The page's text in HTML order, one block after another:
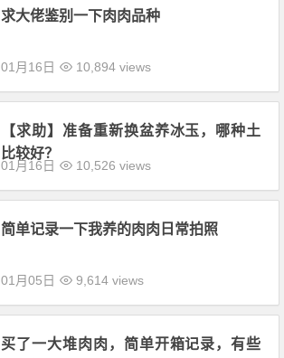
求大佬鉴别一下肉肉品种
01月16日 10,894 views
【求助】准备重新换盆养冰玉，哪种土
比较好？
01月16日 10,526 views
简单记录一下我养的肉肉日常拍照
01月05日 9,614 views
买了一大堆肉肉，简单开箱记录，有些